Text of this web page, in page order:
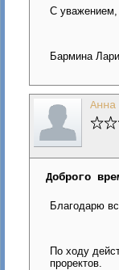
С уважением,
Бармина
Доброго
Благодарю
По ходу
проректов.